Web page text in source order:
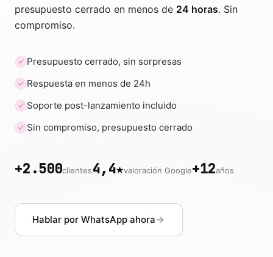
presupuesto cerrado en menos de 24 horas. Sin
compromiso.
Presupuesto cerrado, sin sorpresas
Respuesta en menos de 24h
Soporte post-lanzamiento incluido
Sin compromiso, presupuesto cerrado
+2.500clientes4,4★valoración Google+12años
Hablar por WhatsApp ahora